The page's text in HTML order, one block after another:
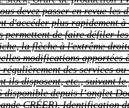
devez passer en revue
d'accéder plus rapidement
permettent de faire défiler
la flèche à l'extrême
modifications apportées